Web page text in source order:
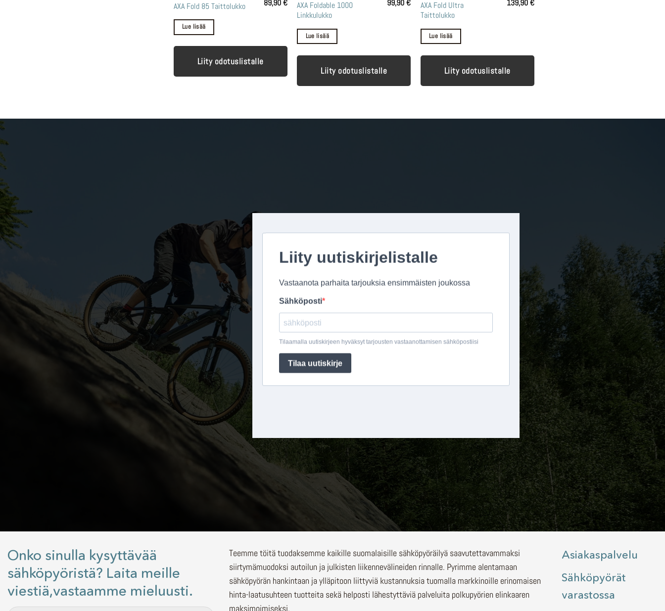
AXA Fold 85 Taittolukko 89,90€
Lue lisää
Liity odotuslistalle
AXA Foldable 1000
Linkkulukko
99,90€
Lue lisää
Liity odotuslistalle
AXA Fold Ultra
Taittolukko
139,90€
Lue lisää
Liity odotuslistalle
Onko sinulla kysyttävää
sähköpyöristä? Laita meille
viestiä,vastaamme mieluusti.
Teemme töitä tuodaksemme kaikille suomalaisille sähköpyöräilyä saavutettavammaksi
siirtymämuodoksi autoilun ja julkisten liikennevälineiden rinnalle. Pyrimme alentamaan
sähköpyörän hankintaan ja ylläpitoon liittyviä kustannuksia tuomalla markkinoille erinomaisen
hinta-laatusuhteen tuotteita sekä helposti lähestyttäviä palveluita polkupyörien elinkaaren
maksimoimiseksi.
Asiakaspalvelu
Sähköpyörät
varastossa